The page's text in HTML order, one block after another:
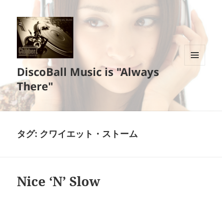
DiscoBall Music is "Always
There"
メニュ
ーとウ
ィジェ
タグ: クワイエット・ストーム
Nice ‘N’ Slow